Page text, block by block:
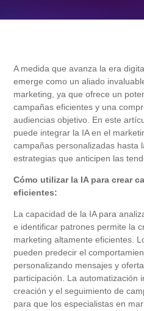
A medida que avanza la era
emerge como un aliado
marketing, ya que ofrece un
campañas eficientes y una
audiencias objetivo. En este
puede integrar la IA en el
campañas personalizadas hasta
estrategias que anticipen las
Cómo utilizar la IA para crear
eficientes:
La capacidad de la IA para
e identificar patrones permite la
marketing altamente eficientes.
pueden predecir el
personalizando mensajes y
participación. La automatización
creación y el seguimiento de
para que los especialistas en